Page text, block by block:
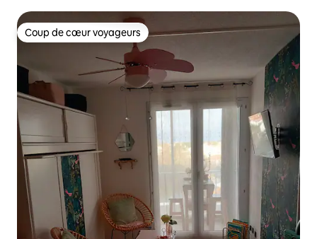
Coup de cœur voyageurs
Coup de cœur voyageurs